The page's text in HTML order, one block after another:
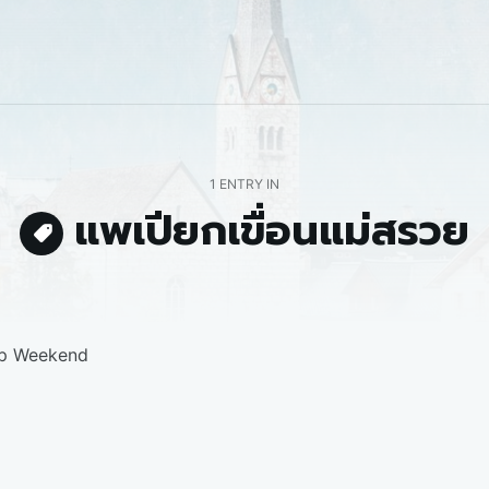
1 ENTRY IN
แพเปียกเขื่อนแม่สรวย
Weekend